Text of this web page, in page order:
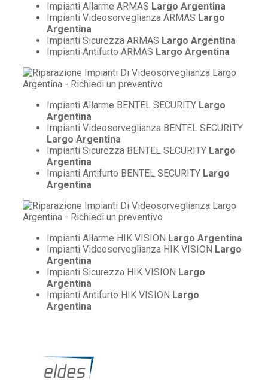
Impianti Allarme ARMAS Largo Argentina
Impianti Videosorveglianza ARMAS Largo
Argentina
Impianti Sicurezza ARMAS Largo Argentina
Impianti Antifurto ARMAS Largo Argentina
Impianti Allarme BENTEL SECURITY Largo
Argentina
Impianti Videosorveglianza BENTEL SECURITY
Largo Argentina
Impianti Sicurezza BENTEL SECURITY Largo
Argentina
Impianti Antifurto BENTEL SECURITY Largo
Argentina
Impianti Allarme HIK VISION Largo Argentina
Impianti Videosorveglianza HIK VISION Largo
Argentina
Impianti Sicurezza HIK VISION Largo
Argentina
Impianti Antifurto HIK VISION Largo
Argentina